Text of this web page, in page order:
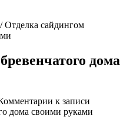
/ Отделка сайдингом
дома
к записи
дома своими руками